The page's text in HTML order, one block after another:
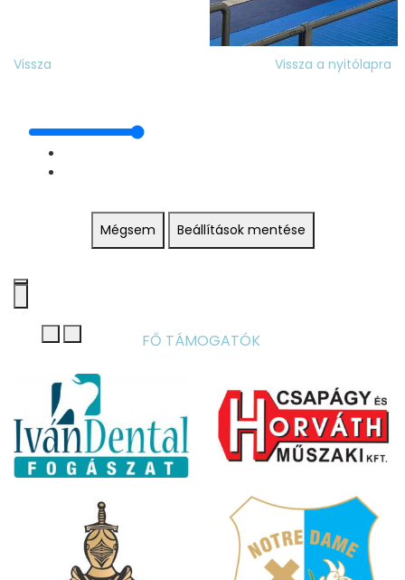
Vissza Vissza a nyitólapra
Mégsem Beállítások mentése
FŐ TÁMOGATÓK